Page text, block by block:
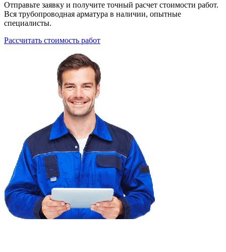
Отправьте заявку и получите точный расчет стоимости работ.
Вся трубопроводная арматура в наличии, опытные
специалисты.
Рассчитать стоимость работ